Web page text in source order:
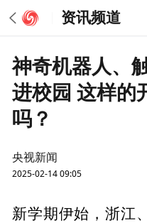
资讯频道
神奇机器人、
进校园 这样的
吗？
央视新闻
2025-02-14 09:05
新学期伊始，浙江